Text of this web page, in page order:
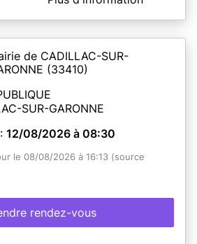
d'une carte nationale d'identité ou
la prise d'un rendez-vous
4 mois à ce jour) et le délai de
par l'ANTS (1 mois et demi
ou difficultés pour prendre
au 05.59.05.76.79
En savoir plus
de CADILLAC-SUR-
(33410)
SUR-GARONNE
12/08/2026 à 08:30
le 08/08/2026 à 16:13 (source
rendez-vous